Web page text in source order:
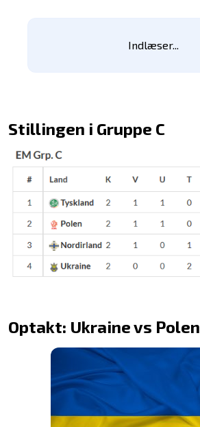
Indlæser...
Stillingen i Gruppe C
Optakt: Ukraine vs Polen